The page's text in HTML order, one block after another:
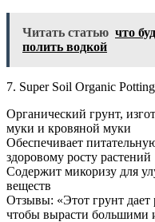
Читать статью что
полить водкой
7. Super Soil Organic
Органический грунт,
муки и кровяной муки
Обеспечивает
здоровому росту растений
Содержит микоризу для
веществ
Отзывы: «Этот грунт
чтобы вырасти большими